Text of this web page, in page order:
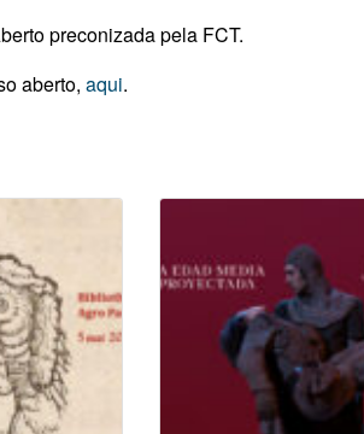
preconizada pela FCT.
aberto, aqui.